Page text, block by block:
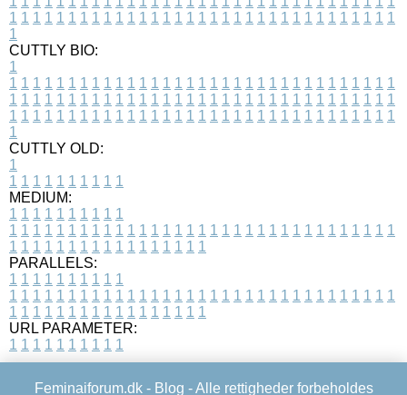
1 1 1 1 1 1 1 1 1 1 1 1 1 1 1 1 1 1 1 1 1 1 1 1 1 1 1 1 1 1 1 1 1
1
CUTTLY BIO:
1
1 1 1 1 1 1 1 1 1 1 1 1 1 1 1 1 1 1 1 1 1 1 1 1 1 1 1 1 1 1 1 1 1
1 1 1 1 1 1 1 1 1 1 1 1 1 1 1 1 1 1 1 1 1 1 1 1 1 1 1 1 1 1 1 1 1
1 1 1 1 1 1 1 1 1 1 1 1 1 1 1 1 1 1 1 1 1 1 1 1 1 1 1 1 1 1 1 1 1
1
CUTTLY OLD:
1
1 1 1 1 1 1 1 1 1 1
MEDIUM:
1 1 1 1 1 1 1 1 1 1
1 1 1 1 1 1 1 1 1 1 1 1 1 1 1 1 1 1 1 1 1 1 1 1 1 1 1 1 1 1 1 1 1
1 1 1 1 1 1 1 1 1 1 1 1 1 1 1 1 1
PARALLELS:
1 1 1 1 1 1 1 1 1 1
1 1 1 1 1 1 1 1 1 1 1 1 1 1 1 1 1 1 1 1 1 1 1 1 1 1 1 1 1 1 1 1 1
1 1 1 1 1 1 1 1 1 1 1 1 1 1 1 1 1
URL PARAMETER:
1 1 1 1 1 1 1 1 1 1
Feminaiforum.dk - Blog - Alle rettigheder forbeholdes